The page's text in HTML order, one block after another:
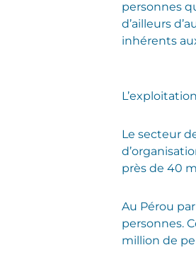
personnes
d’ailleurs
inhérents
Le secteur
près de 40
Au Pérou
personnes.
million de